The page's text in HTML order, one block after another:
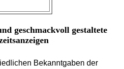
geschmackvoll gestaltete
Bekanntgaben der